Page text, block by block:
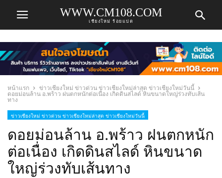
WWW.CM108.COM
เชียงใหม่ ร้อยแปด
หน้าแรก
ข่าวเชียงใหม่ ข่าวด่วน ข่าวเชียงใหม่ล่าสุด ข่าวเชียงใหม่วันนี้
ดอยม่อนล้าน​ อ.พร้าว​ ฝนตกหนักต่อเนื่อง​ เกิดดินสไลด์​ หินขนาดใหญ่​ร่วงทับเส้น
ทาง
ข่าวเชียงใหม่ ข่าวด่วน ข่าวเชียงใหม่ล่าสุด ข่าวเชียงใหม่วันนี้
ดอยม่อนล้าน​ อ.พร้าว​ ฝนตกหนัก
ต่อเนื่อง​ เกิดดินสไลด์​ หินขนาด
ใหญ่​ร่วงทับเส้นทาง